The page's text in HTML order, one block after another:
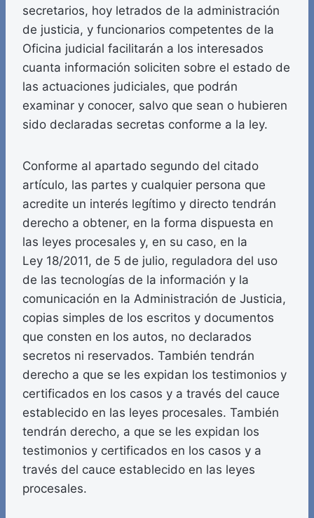
secretarios, hoy letrados de la administración
de justicia, y funcionarios competentes de la
Oficina judicial facilitarán a los interesados
cuanta información soliciten sobre el estado de
las actuaciones judiciales, que podrán
examinar y conocer, salvo que sean o hubieren
sido declaradas secretas conforme a la ley.
Conforme al apartado segundo del citado
artículo, las partes y cualquier persona que
acredite un interés legítimo y directo tendrán
derecho a obtener, en la forma dispuesta en
las leyes procesales y, en su caso, en la
Ley 18/2011, de 5 de julio, reguladora del uso
de las tecnologías de la información y la
comunicación en la Administración de Justicia,
copias simples de los escritos y documentos
que consten en los autos, no declarados
secretos ni reservados. También tendrán
derecho a que se les expidan los testimonios y
certificados en los casos y a través del cauce
establecido en las leyes procesales. También
tendrán derecho, a que se les expidan los
testimonios y certificados en los casos y a
través del cauce establecido en las leyes
procesales.